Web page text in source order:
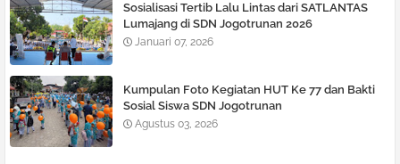
Sosialisasi Tertib Lalu Lintas dari SATLANTAS
Lumajang di SDN Jogotrunan 2026
Januari 07, 2026
Kumpulan Foto Kegiatan HUT Ke 77 dan Bakti
Sosial Siswa SDN Jogotrunan
Agustus 03, 2026